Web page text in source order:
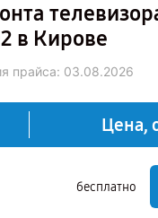
в Кирове
прайса: 03.08.2026
Цена,
бесплатно